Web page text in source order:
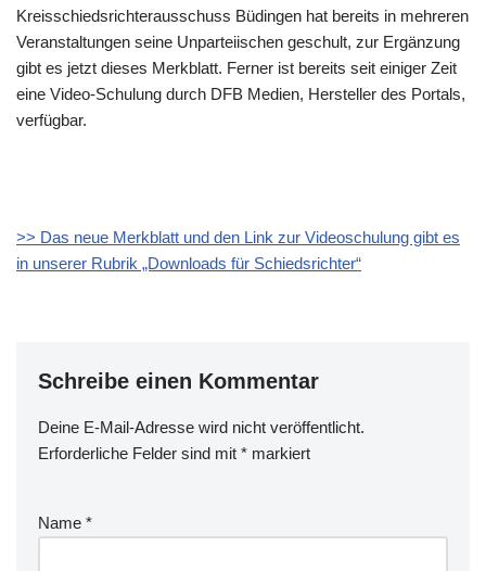
Kreisschiedsrichterausschuss Büdingen hat bereits in mehreren
Veranstaltungen seine Unparteiischen geschult, zur Ergänzung
gibt es jetzt dieses Merkblatt. Ferner ist bereits seit einiger Zeit
eine Video-Schulung durch DFB Medien, Hersteller des Portals,
verfügbar.
>> Das neue Merkblatt und den Link zur Videoschulung gibt es
in unserer Rubrik „Downloads für Schiedsrichter“
Schreibe einen Kommentar
Deine E-Mail-Adresse wird nicht veröffentlicht.
Erforderliche Felder sind mit * markiert
Name *